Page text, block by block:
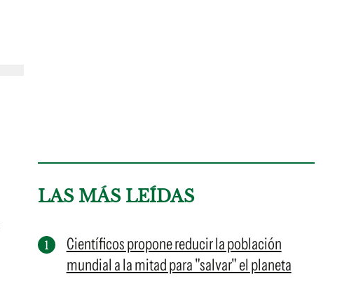
LAS MÁS LEÍDAS
Científicos propone reducir la población
mundial a la mitad para "salvar" el planeta